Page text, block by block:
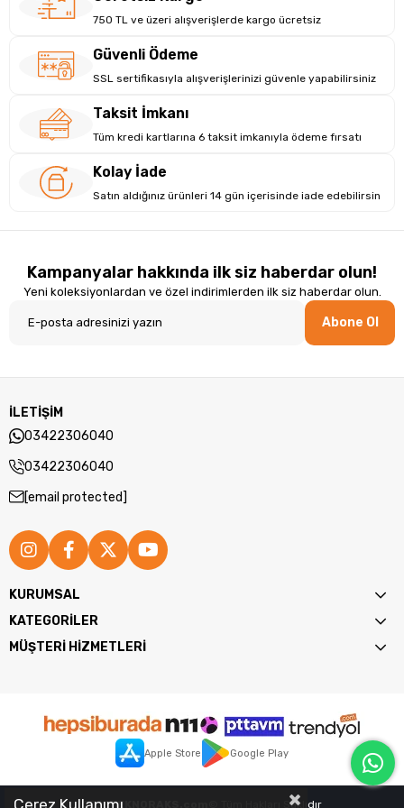
Dayanıklı ve Uzun Ömürlü Tasarım
tasarlanmış sağlam yapısı ile zorlu koşullarda bile yüksek
performans sunar. Yüksek kaliteli malzemelerden üretilen bu
barkod okuyucu, uzun ömürlü ve güvenilir bir çözüm arayan
kurumlar için ideal bir tercihtir. Dayanıklı yapısı, cihazın
750 TL ve üzeri alışverişlerde kargo ücretsiz
Güvenli Ödeme
SSL sertifikasıyla alışverişlerinizi güvenle yapabilirsiniz
Taksit İmkanı
Tüm kredi kartlarına 6 taksit imkanıyla ödeme fırsatı
Kolay İade
Satın aldığınız ürünleri 14 gün içerisinde iade edebilirsin
Kampanyalar hakkında ilk siz haberdar olun!
Yeni koleksiyonlardan ve özel indirimlerden ilk siz haberdar olun.
Abone Ol
İLETİŞİM
03422306040
03422306040
[email protected]
KURUMSAL
KATEGORİLER
MÜŞTERİ HİZMETLERİ
Apple Store Google Play
2026TEKNORAKS.com © Tüm Hakları Saklıdır
Çerez Kullanımı